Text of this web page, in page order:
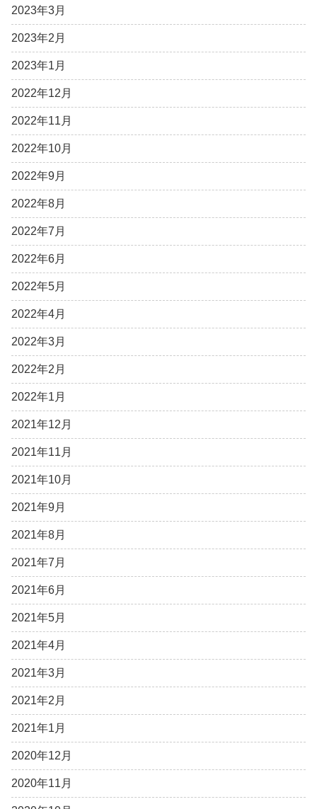
2023年3月
2023年2月
2023年1月
2022年12月
2022年11月
2022年10月
2022年9月
2022年8月
2022年7月
2022年6月
2022年5月
2022年4月
2022年3月
2022年2月
2022年1月
2021年12月
2021年11月
2021年10月
2021年9月
2021年8月
2021年7月
2021年6月
2021年5月
2021年4月
2021年3月
2021年2月
2021年1月
2020年12月
2020年11月